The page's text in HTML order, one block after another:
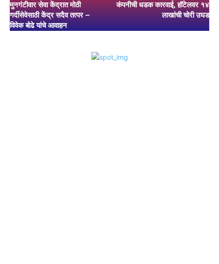
मुनगंटीवार सेवा केंद्रात मोठी
गर्दीसेवेसाठी केंद्र सदैव तत्पर –
विवेक बोढे यांचे आवाहन
कंपनीची धडक कारवाई, हॉटेलवर १४
लाखांची चोरी उघड